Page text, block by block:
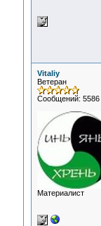
Vitaliy
Ветеран
Сообщений: 5586
Материалист